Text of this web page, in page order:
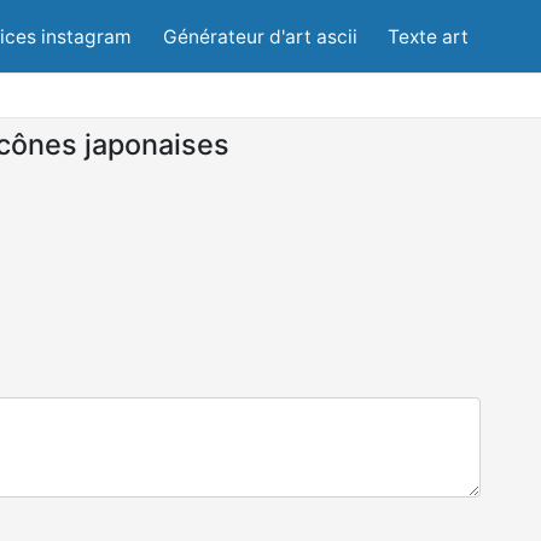
instagram Générateur d'art ascii Texte art
japonaises